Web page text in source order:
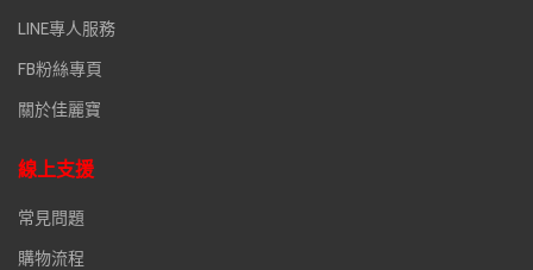
LINE專人服務
FB粉絲專頁
關於佳麗寶
線上支援
常見問題
購物流程